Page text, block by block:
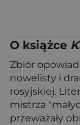
O książce
Zbiór
nowelisty i
rosyjskiej.
mistrza
przeważały